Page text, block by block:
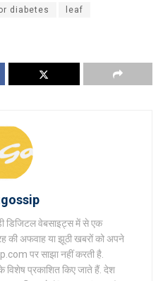
diabetes leaf
डिजिटल वेबसाइट्स में से एक
की अफवाह या झूठी खबरों को अपने
पर साझा नहीं करती है.
प्रकाशित किए जाते हैं. देश